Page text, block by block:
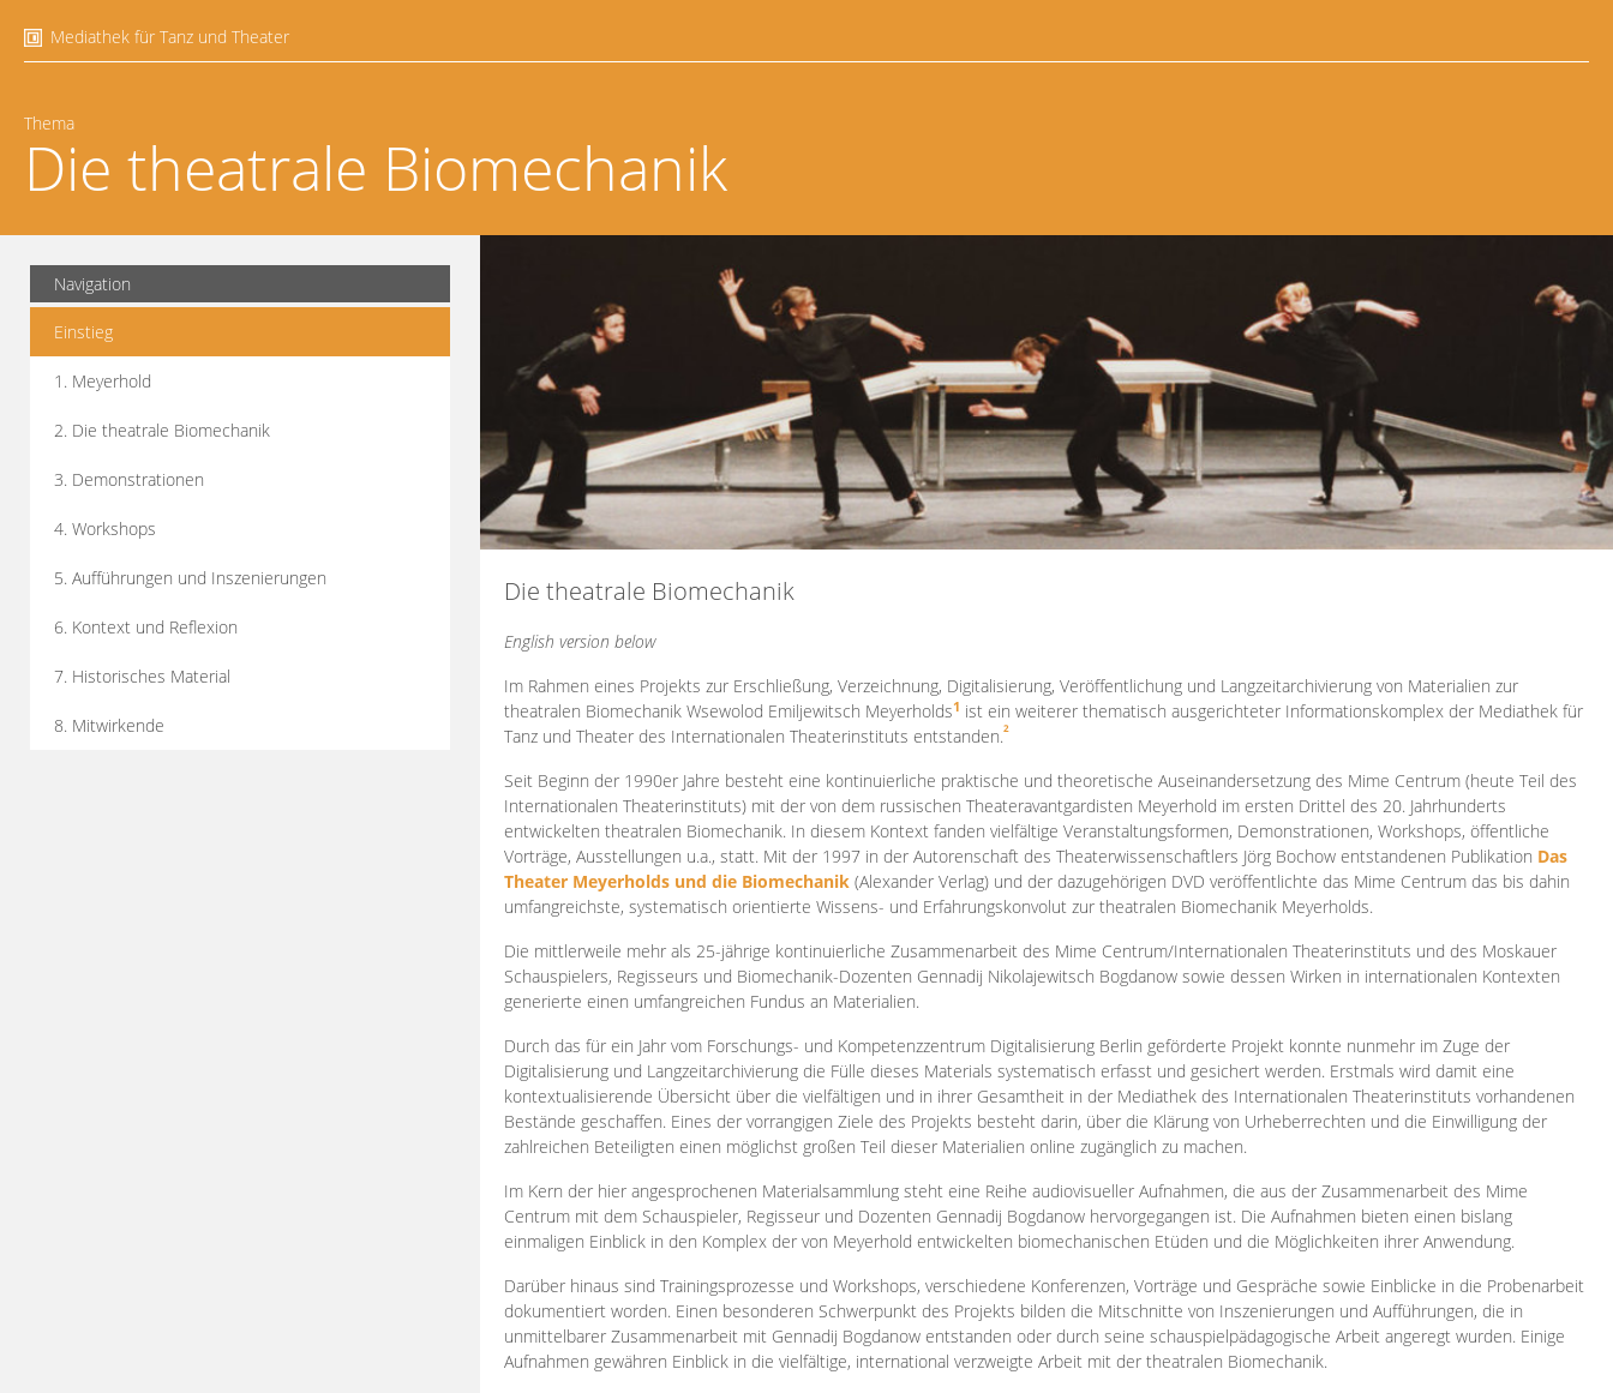
Mediathek für Tanz und Theater
Thema
Die theatrale Biomechanik
Navigation
Einstieg
1. Meyerhold
2. Die theatrale Biomechanik
3. Demonstrationen
4. Workshops
5. Aufführungen und Inszenierungen
6. Kontext und Reflexion
7. Historisches Material
8. Mitwirkende
Die theatrale Biomechanik
English version below
Im Rahmen eines Projekts zur Erschließung, Verzeichnung, Digitalisierung, Veröffentlichung und Langzeitarchivierung von Materialien zur
theatralen Biomechanik Wsewolod Emiljewitsch Meyerholds1 ist ein weiterer thematisch ausgerichteter Informationskomplex der Mediathek für
Tanz und Theater des Internationalen Theaterinstituts entstanden.2
Seit Beginn der 1990er Jahre besteht eine kontinuierliche praktische und theoretische Auseinandersetzung des Mime Centrum (heute Teil des
Internationalen Theaterinstituts) mit der von dem russischen Theateravantgardisten Meyerhold im ersten Drittel des 20. Jahrhunderts
entwickelten theatralen Biomechanik. In diesem Kontext fanden vielfältige Veranstaltungsformen, Demonstrationen, Workshops, öffentliche
Vorträge, Ausstellungen u.a., statt. Mit der 1997 in der Autorenschaft des Theaterwissenschaftlers Jörg Bochow entstandenen Publikation Das
Theater Meyerholds und die Biomechanik (Alexander Verlag) und der dazugehörigen DVD veröffentlichte das Mime Centrum das bis dahin
umfangreichste, systematisch orientierte Wissens- und Erfahrungskonvolut zur theatralen Biomechanik Meyerholds.
Die mittlerweile mehr als 25-jährige kontinuierliche Zusammenarbeit des Mime Centrum/Internationalen Theaterinstituts und des Moskauer
Schauspielers, Regisseurs und Biomechanik-Dozenten Gennadij Nikolajewitsch Bogdanow sowie dessen Wirken in internationalen Kontexten
generierte einen umfangreichen Fundus an Materialien.
Durch das für ein Jahr vom Forschungs- und Kompetenzzentrum Digitalisierung Berlin geförderte Projekt konnte nunmehr im Zuge der
Digitalisierung und Langzeitarchivierung die Fülle dieses Materials systematisch erfasst und gesichert werden. Erstmals wird damit eine
kontextualisierende Übersicht über die vielfältigen und in ihrer Gesamtheit in der Mediathek des Internationalen Theaterinstituts vorhandenen
Bestände geschaffen. Eines der vorrangigen Ziele des Projekts besteht darin, über die Klärung von Urheberrechten und die Einwilligung der
zahlreichen Beteiligten einen möglichst großen Teil dieser Materialien online zugänglich zu machen.
Im Kern der hier angesprochenen Materialsammlung steht eine Reihe audiovisueller Aufnahmen, die aus der Zusammenarbeit des Mime
Centrum mit dem Schauspieler, Regisseur und Dozenten Gennadij Bogdanow hervorgegangen ist. Die Aufnahmen bieten einen bislang
einmaligen Einblick in den Komplex der von Meyerhold entwickelten biomechanischen Etüden und die Möglichkeiten ihrer Anwendung.
Darüber hinaus sind Trainingsprozesse und Workshops, verschiedene Konferenzen, Vorträge und Gespräche sowie Einblicke in die Probenarbeit
dokumentiert worden. Einen besonderen Schwerpunkt des Projekts bilden die Mitschnitte von Inszenierungen und Aufführungen, die in
unmittelbarer Zusammenarbeit mit Gennadij Bogdanow entstanden oder durch seine schauspielpädagogische Arbeit angeregt wurden. Einige
Aufnahmen gewähren Einblick in die vielfältige, international verzweigte Arbeit mit der theatralen Biomechanik.